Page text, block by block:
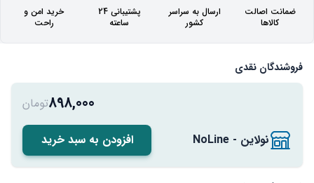
ضمانت اصالت
کالاها
ارسال به سراسر
کشور
پشتیبانی 24
ساعته
خرید امن و
راحت
فروشندگان نقدی
نولاین - NoLine
898,000تومان
افزودن به سبد خرید